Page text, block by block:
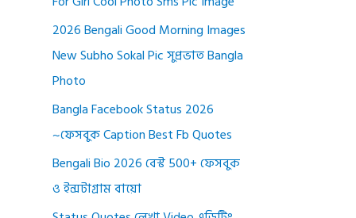
2026 Bengali Good Morning Images
New Subho Sokal Pic সুপ্রভাত Bangla
Photo
Bangla Facebook Status 2026
~ফেসবুক Caption Best Fb Quotes
Bengali Bio 2026 বেস্ট 500+ ফেসবুক
ও ইন্সটাগ্রাম বায়ো